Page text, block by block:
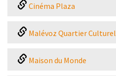
Cinéma Plaza
Malévoz Quartier Culturel
Maison du Monde